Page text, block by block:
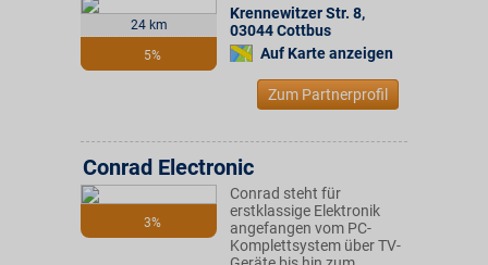
24 km
5%
Krennewitzer Str. 8,
03044Cottbus
Auf Karte anzeigen
Zum Partnerprofil
3%
Conrad Electronic
Conrad steht für
erstklassige Elektronik
angefangen vom PC-
Komplettsystem über TV-